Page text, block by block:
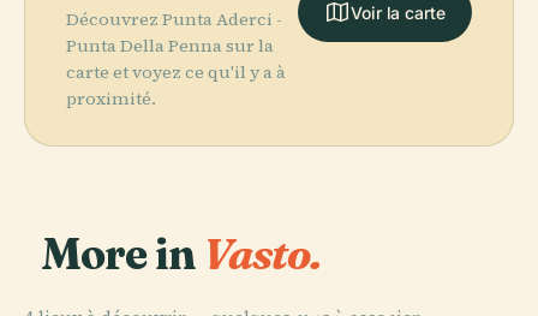
Découvrez Punta Aderci -
Punta Della Penna sur la
carte et voyez ce qu'il y a à
proximité.
Voir la carte
More in Vasto.